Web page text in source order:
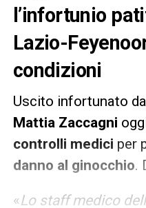
l’infortunio
Lazio-
condizioni
Uscito infortunato da
Mattia Zaccagni
controlli medici per
danno al ginocchio.
«Lo staff medico